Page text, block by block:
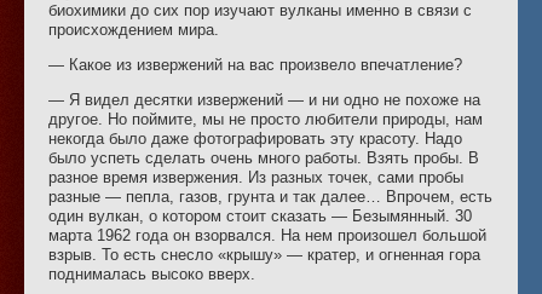
биохимики до сих пор изучают вулканы именно в связи с
происхождением мира.
— Какое из извержений на вас произвело впечатление?
— Я видел десятки извержений — и ни одно не похоже на
другое. Но поймите, мы не просто любители природы, нам
некогда было даже фотографировать эту красоту. Надо
было успеть сделать очень много работы. Взять пробы. В
разное время извержения. Из разных точек, сами пробы
разные — пепла, газов, грунта и так далее… Впрочем, есть
один вулкан, о котором стоит сказать — Безымянный. 30
марта 1962 года он взорвался. На нем произошел большой
взрыв. То есть снесло «крышу» — кратер, и огненная гора
поднималась высоко вверх.